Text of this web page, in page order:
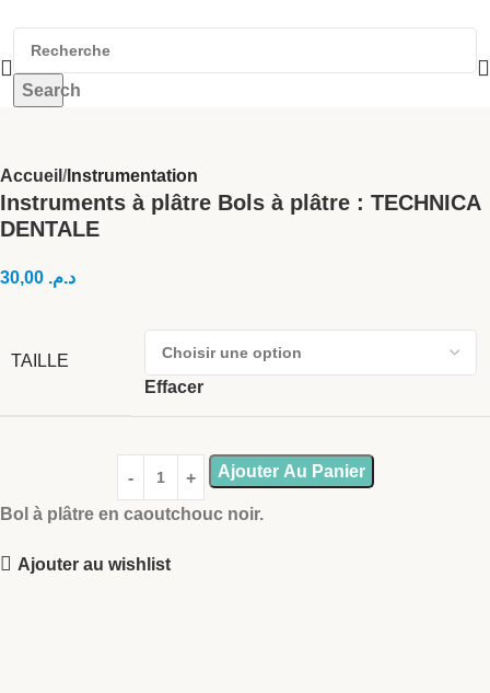
Search
Accueil Instrumentation
Instruments à plâtre Bols à plâtre : TECHNICA
DENTALE
د.م.
TAILLE
Effacer
Ajouter Au Panier
Bol à plâtre en caoutchouc noir.
Ajouter au wishlist